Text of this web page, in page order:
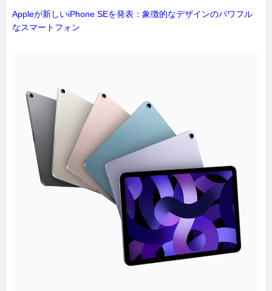
Appleが新しいiPhone SEを発表：象徴的なデザインのパワフル
なスマートフォン